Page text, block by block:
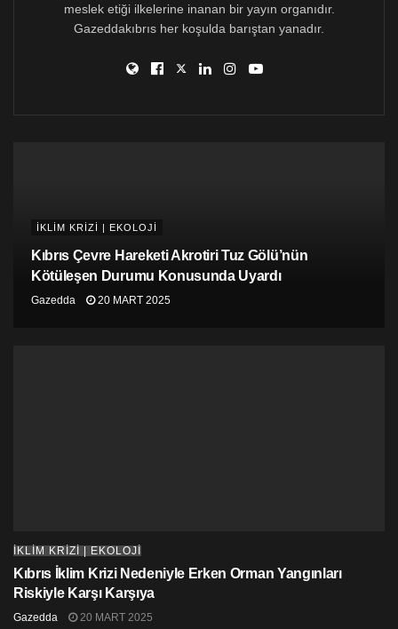
meslek etiği ilkelerine inanan bir yayın organıdır.
Gazeddakıbrıs her koşulda barıştan yanadır.
İKLİM KRİZİ | EKOLOJİ
Kıbrıs Çevre Hareketi Akrotiri Tuz Gölü’nün
Kötüleşen Durumu Konusunda Uyardı
Gazedda 20 MART 2025
İKLİM KRİZİ | EKOLOJİ
Kıbrıs İklim Krizi Nedeniyle Erken Orman Yangınları
Riskiyle Karşı Karşıya
Gazedda 20 MART 2025